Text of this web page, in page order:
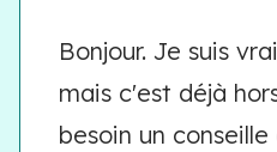
Bonjour. Je suis
mais c'est déjà
besoin un